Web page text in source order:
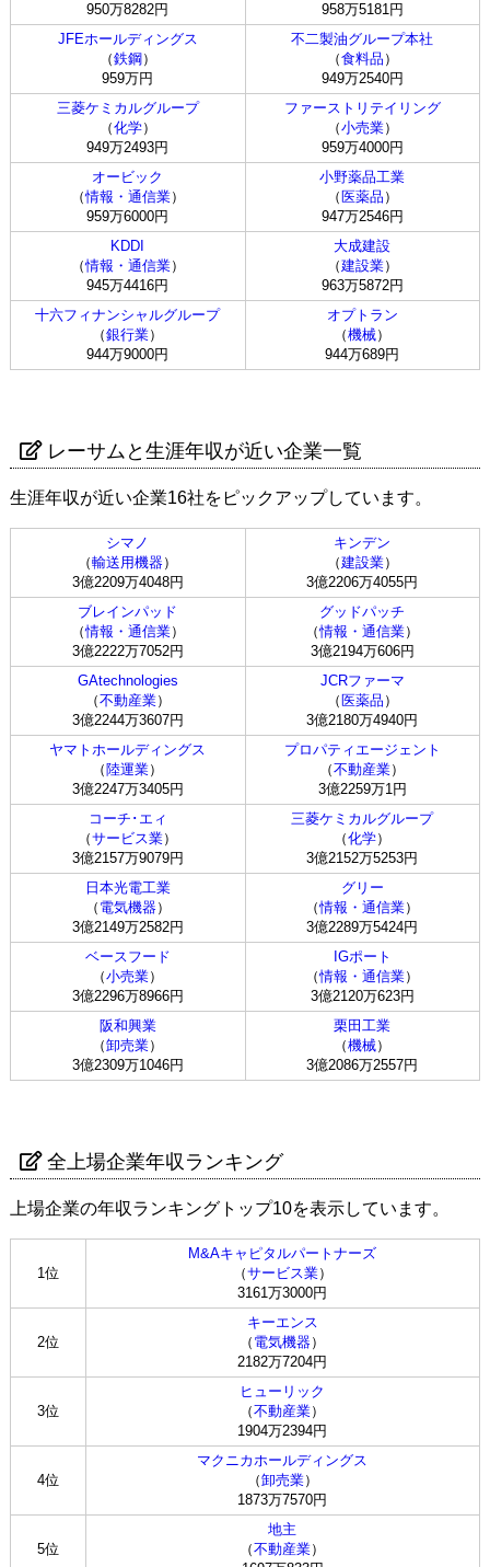
950万8282円
958万5181円
JFEホールディングス
（鉄鋼）
959万円
不二製油グループ本社
（食料品 ）
949万2540円
三菱ケミカルグループ
（化学）
949万2493円
ファーストリテイリング
（小売業）
959万4000円
オービック
（情報・通信業）
959万6000円
小野薬品工業
（ 医薬品 ）
947万2546円
KDDI
（情報・通信業）
945万4416円
大成建設
（建設業）
963万5872円
十六フィナンシャルグループ
（銀行業）
944万9000円
オプトラン
（機械）
944万689円
レーサムと生涯年収が近い企業一覧
生涯年収が近い企業16社をピックアップしています。
シマノ
（輸送用機器）
3億2209万4048円
キンデン
（建設業）
3億2206万4055円
ブレインパッド
（情報・通信業）
3億2222万7052円
グッドパッチ
（情報・通信業）
3億2194万606円
GAtechnologies
（不動産業）
3億2244万3607円
JCRファーマ
（ 医薬品 ）
3億2180万4940円
ヤマトホールディングス
（ 陸運業）
3億2247万3405円
プロパティエージェント
（不動産業）
3億2259万1円
コーチ･エィ
（サービス業）
3億2157万9079円
三菱ケミカルグループ
（化学）
3億2152万5253円
日本光電工業
（ 電気機器）
3億2149万2582円
グリー
（情報・通信業）
3億2289万5424円
ベースフード
（小売業）
3億2296万8966円
IGポート
（情報・通信業）
3億2120万623円
阪和興業
（卸売業）
3億2309万1046円
栗田工業
（機械）
3億2086万2557円
全上場企業年収ランキング
上場企業の年収ランキングトップ10を表示しています。
1位
M&Aキャピタルパートナーズ
（サービス業）
3161万3000円
2位
キーエンス
（ 電気機器）
2182万7204円
3位
ヒューリック
（不動産業）
1904万2394円
4位
マクニカホールディングス
（卸売業）
1873万7570円
5位
地主
（不動産業）